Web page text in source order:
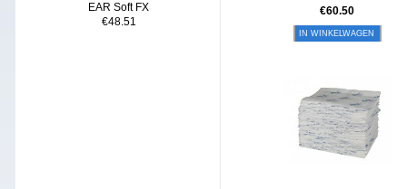
EAR Soft FX
€48.51
€60.50
IN WINKELWAGEN